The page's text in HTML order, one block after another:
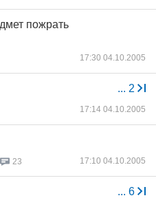
пожрать
17:30 04.10.2005
... 2
17:14 04.10.2005
23 17:10 04.10.2005
... 6